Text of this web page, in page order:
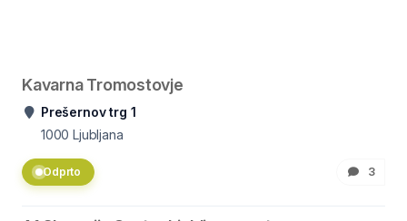
Kavarna Tromostovje
Prešernov trg 1
1000 Ljubljana
Odprto 3